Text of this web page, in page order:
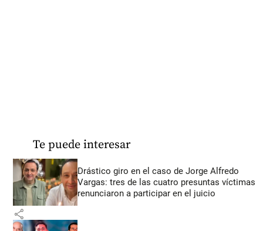
Te puede interesar
Drástico giro en el caso de Jorge Alfredo
Vargas: tres de las cuatro presuntas víctimas
renunciaron a participar en el juicio
share